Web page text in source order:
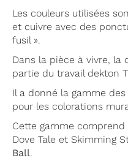
Les couleurs utilisées
et cuivre avec des
fusil ».
Dans la pièce à vivre, la
partie du travail dekton
Il a donné la gamme
pour les colorations
Cette gamme comprend
Dove Tale et Skimming
Ball.